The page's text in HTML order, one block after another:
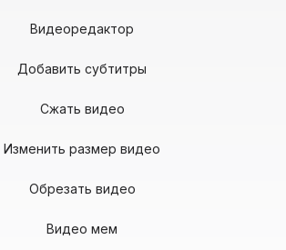
Видеоредактор
Добавить субтитры
Сжать видео
Изменить размер видео
Обрезать видео
Видео мем